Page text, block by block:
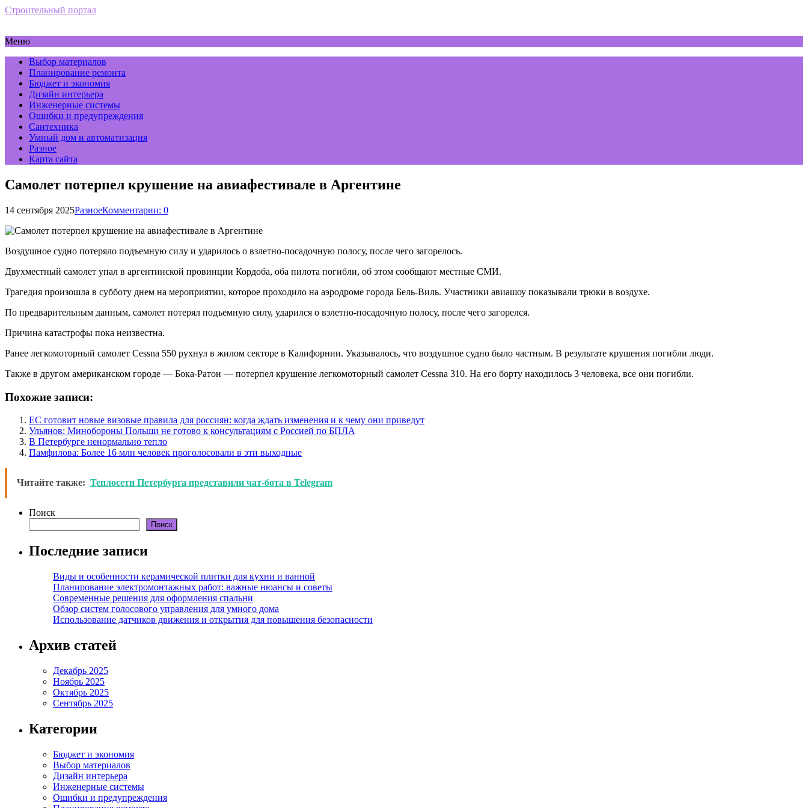
Строительный портал
Меню
Выбор материалов
Планирование ремонта
Бюджет и экономия
Дизайн интерьера
Инженерные системы
Ошибки и предупреждения
Сантехника
Умный дом и автоматизация
Разное
Карта сайта
Самолет потерпел крушение на авиафестивале в Аргентине
14 сентября 2025РазноеКомментарии: 0
Воздушное судно потеряло подъемную силу и ударилось о взлетно-посадочную полосу, после чего загорелось.
Двухместный самолет упал в аргентинской провинции Кордоба, оба пилота погибли, об этом сообщают местные СМИ.
Трагедия произошла в субботу днем на мероприятии, которое проходило на аэродроме города Бель-Виль. Участники авиашоу показывали трюки в воздухе.
По предварительным данным, самолет потерял подъемную силу, ударился о взлетно-посадочную полосу, после чего загорелся.
Причина катастрофы пока неизвестна.
Ранее легкомоторный самолет Cessna 550 рухнул в жилом секторе в Калифорнии. Указывалось, что воздушное судно было частным. В результате крушения погибли люди.
Также в другом американском городе — Бока-Ратон — потерпел крушение легкомоторный самолет Cessna 310. На его борту находилось 3 человека, все они погибли.
Похожие записи:
ЕС готовит новые визовые правила для россиян: когда ждать изменения и к чему они приведут
Ульянов: Минобороны Польши не готово к консультациям с Россией по БПЛА
В Петербурге ненормально тепло
Памфилова: Более 16 млн человек проголосовали в эти выходные
Читайте также: Теплосети Петербурга представили чат-бота в Telegram
Поиск
Поиск
Последние записи
Виды и особенности керамической плитки для кухни и ванной
Планирование электромонтажных работ: важные нюансы и советы
Современные решения для оформления спальни
Обзор систем голосового управления для умного дома
Использование датчиков движения и открытия для повышения безопасности
Архив статей
Декабрь 2025
Ноябрь 2025
Октябрь 2025
Сентябрь 2025
Категории
Бюджет и экономия
Выбор материалов
Дизайн интерьера
Инженерные системы
Ошибки и предупреждения